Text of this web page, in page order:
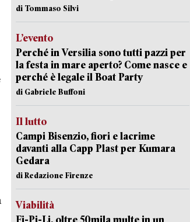
di Tommaso Silvi
L’evento
Perché in Versilia sono tutti pazzi per
la festa in mare aperto? Come nasce e
perché è legale il Boat Party
di Gabriele Buffoni
Il lutto
Campi Bisenzio, fiori e lacrime
davanti alla Capp Plast per Kumara
Gedara
di Redazione Firenze
Viabilità
Fi-Pi-Li, oltre 50mila multe in un